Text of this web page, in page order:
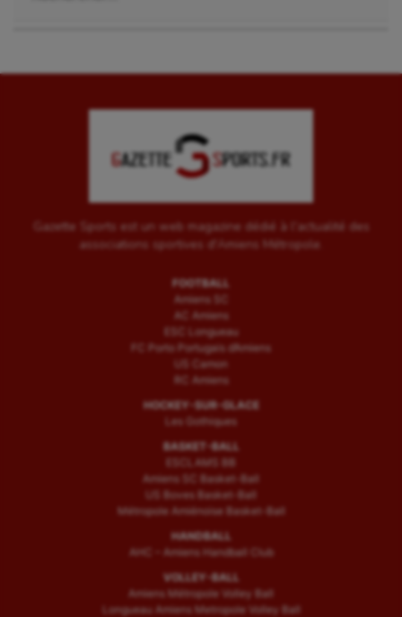
Gazette Sports est un web magazine dédié à l'actualité des
associations sportives d'Amiens Métropole.
FOOTBALL
Amiens SC
AC Amiens
ESC Longueau
FC Porto Portugais d’Amiens
US Camon
RC Amiens
HOCKEY-SUR-GLACE
Les Gothiques
BASKET-BALL
ESCLAMS BB
Amiens SC Basket-Ball
US Boves Basket-Ball
Métropole Amiénoise Basket-Ball
HANDBALL
AHC – Amiens Handball Club
VOLLEY-BALL
Amiens Métropole Volley Ball
Longueau Amiens Metropole Volley Ball